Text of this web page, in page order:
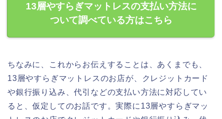
13層やすらぎマットレスの支払い方法に
ついて調べている方はこちら
ちなみに、これからお伝えすることは、あくまでも、
13層やすらぎマットレスのお店が、クレジットカード
や銀行振り込み、代引などの支払い方法に対応してい
ると、仮定してのお話です。実際に13層やすらぎマッ